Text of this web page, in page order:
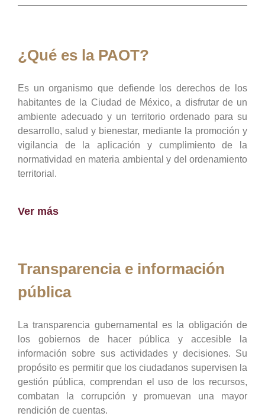
¿Qué es la PAOT?
Es un organismo que defiende los derechos de los
habitantes de la Ciudad de México, a disfrutar de un
ambiente adecuado y un territorio ordenado para su
desarrollo, salud y bienestar, mediante la promoción y
vigilancia de la aplicación y cumplimiento de la
normatividad en materia ambiental y del ordenamiento
territorial.
Ver más
Transparencia e información
pública
La transparencia gubernamental es la obligación de
los gobiernos de hacer pública y accesible la
información sobre sus actividades y decisiones. Su
propósito es permitir que los ciudadanos supervisen la
gestión pública, comprendan el uso de los recursos,
combatan la corrupción y promuevan una mayor
rendición de cuentas.